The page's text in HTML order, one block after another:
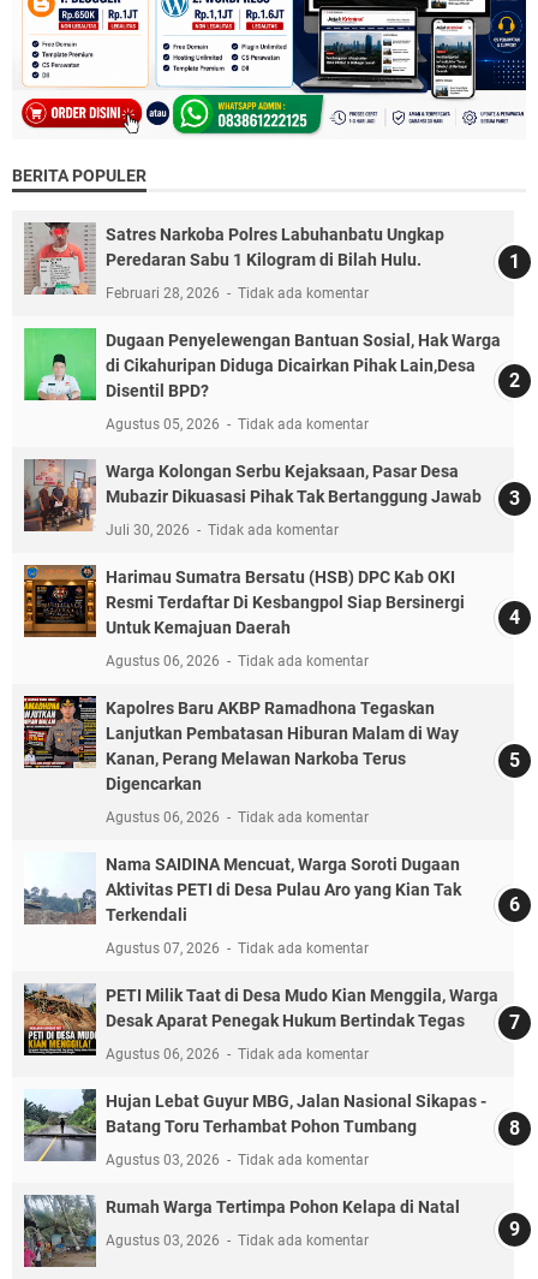
BERITA POPULER
Satres Narkoba Polres Labuhanbatu Ungkap
Peredaran Sabu 1 Kilogram di Bilah Hulu.
Februari 28, 2026 Tidak ada komentar
Dugaan Penyelewengan Bantuan Sosial, Hak Warga
di Cikahuripan Diduga Dicairkan Pihak Lain,Desa
Disentil BPD?
Agustus 05, 2026 Tidak ada komentar
Warga Kolongan Serbu Kejaksaan, Pasar Desa
Mubazir Dikuasasi Pihak Tak Bertanggung Jawab
Juli 30, 2026 Tidak ada komentar
Harimau Sumatra Bersatu (HSB) DPC Kab OKI
Resmi Terdaftar Di Kesbangpol Siap Bersinergi
Untuk Kemajuan Daerah
Agustus 06, 2026 Tidak ada komentar
Kapolres Baru AKBP Ramadhona Tegaskan
Lanjutkan Pembatasan Hiburan Malam di Way
Kanan, Perang Melawan Narkoba Terus
Digencarkan
Agustus 06, 2026 Tidak ada komentar
Nama SAIDINA Mencuat, Warga Soroti Dugaan
Aktivitas PETI di Desa Pulau Aro yang Kian Tak
Terkendali
Agustus 07, 2026 Tidak ada komentar
PETI Milik Taat di Desa Mudo Kian Menggila, Warga
Desak Aparat Penegak Hukum Bertindak Tegas
Agustus 06, 2026 Tidak ada komentar
Hujan Lebat Guyur MBG, Jalan Nasional Sikapas -
Batang Toru Terhambat Pohon Tumbang
Agustus 03, 2026 Tidak ada komentar
Rumah Warga Tertimpa Pohon Kelapa di Natal
Agustus 03, 2026 Tidak ada komentar